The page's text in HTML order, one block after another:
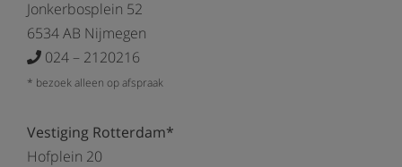
Jonkerbosplein 52
6534 AB Nijmegen
024 – 2120216
* bezoek alleen op afspraak
Vestiging Rotterdam*
Hofplein 20